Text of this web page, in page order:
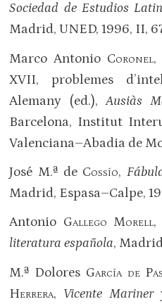
Sociedad de Estudios
Madrid, UNED, 1996, II,
Marco Antonio Coronel,
XVII, problemes
Alemany (ed.),Ausiàs
Barcelona, Institut
Valenciana–Abadia de
José M.ª de Cossío,
Madrid, Espasa–Calpe,
Antonio Gallego Morell,
literatura española,
M.ª Dolores García de
Herrera, Vicente